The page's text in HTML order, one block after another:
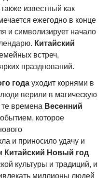
известный как
ежегодно в конце
и символизирует начало
Китайский
встреч,
празднований.
года уходит корнями в
люди верили в магическую
времена Весенний
которое
и приносило удачу и
Китайский Новый год
культуры и традиций, и
миллионы людей